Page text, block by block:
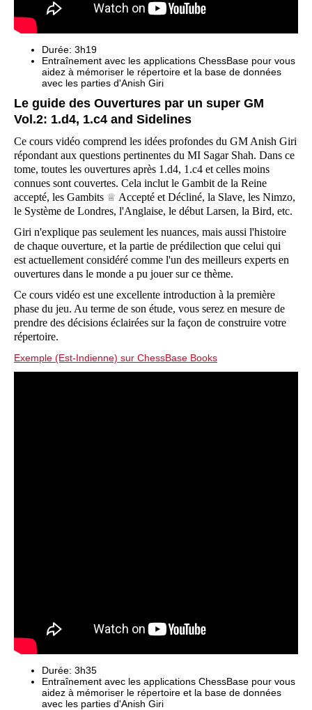
Durée: 3h19
Entraînement avec les applications ChessBase pour vous
aidez à mémoriser le répertoire et la base de données
avec les parties d'Anish Giri
Le guide des Ouvertures par un super GM
Vol.2: 1.d4, 1.c4 and Sidelines
Ce cours vidéo comprend les idées profondes du GM Anish Giri
répondant aux questions pertinentes du MI Sagar Shah. Dans ce
tome, toutes les ouvertures après 1.d4, 1.c4 et celles moins
connues sont couvertes. Cela inclut le Gambit de la Reine
accepté, les Gambits ♕ Accepté et Décliné, la Slave, les Nimzo,
le Système de Londres, l'Anglaise, le début Larsen, la Bird, etc.
Giri n'explique pas seulement les nuances, mais aussi l'histoire
de chaque ouverture, et la partie de prédilection que celui qui
est actuellement considéré comme l'un des meilleurs experts en
ouvertures dans le monde a pu jouer sur ce thème.
Ce cours vidéo est une excellente introduction à la première
phase du jeu. Au terme de son étude, vous serez en mesure de
prendre des décisions éclairées sur la façon de construire votre
répertoire.
Exemple (Est-Indienne) sur ChessBase Books
Durée: 3h35
Entraînement avec les applications ChessBase pour vous
aidez à mémoriser le répertoire et la base de données
avec les parties d'Anish Giri